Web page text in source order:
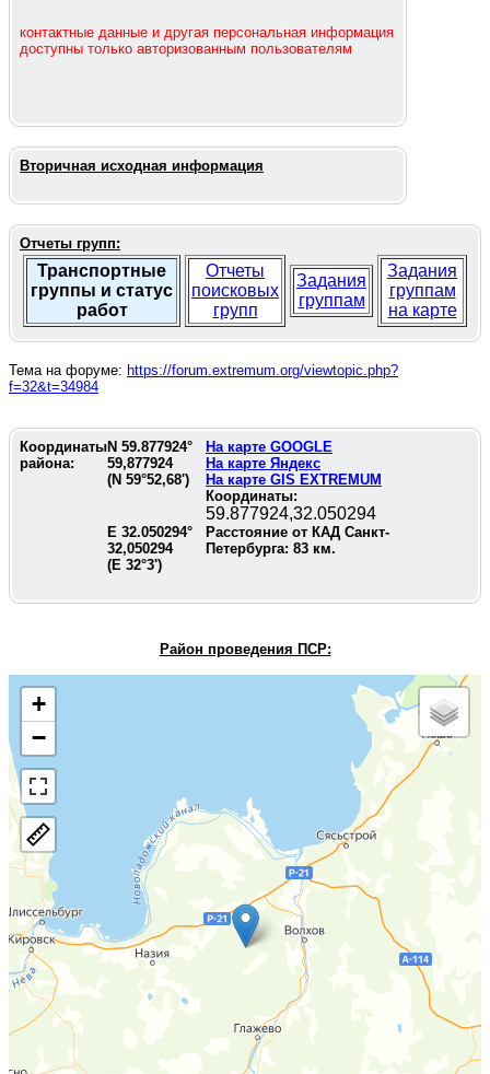
контактные данные и другая персональная информация
доступны только авторизованным пользователям
Вторичная исходная информация
Отчеты групп:
Транспортные
группы и статус
работ
Отчеты
поисковых
групп
Задания
группам
Задания
группам
на карте
Тема на форуме: https://forum.extremum.org/viewtopic.php?
f=32&t=34984
Координаты
района:
N 59.877924°
59,877924
(N 59°52,68')
На карте GOOGLE
На карте Яндекс
На карте GIS EXTREMUM
Координаты:
59.877924,32.050294
E 32.050294°
32,050294
(E 32°3')
Расстояние от КАД Санкт-
Петербурга: 83 км.
Район проведения ПСР:
+
−